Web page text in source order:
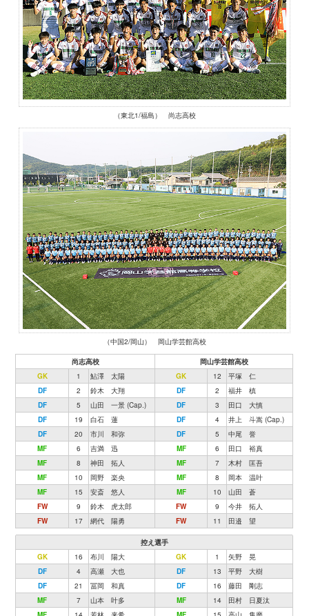
（東北1/福島） 尚志高校
（中国2/岡山） 岡山学芸館高校
尚志高校
岡山学芸館高校
GK
1 鮎澤 太陽 GK 12
平塚 仁
DF
2 鈴木 大翔 DF 2
福井 槙
DF
5 山田 一景 (Cap.) DF 3
田口 大慎
DF
19 白石 蓮 DF 4
井上 斗嵩 (Cap.)
DF
20 市川 和弥 DF 5
中尾 誉
MF
6 吉満 迅 MF 6
田口 裕真
MF
8 神田 拓人 MF 7
木村 匡吾
MF
10 岡野 楽央 MF 8
岡本 温叶
MF
15 安斎 悠人 MF 10
山田 蒼
FW
9 鈴木 虎太郎 FW 9
今井 拓人
FW
17 網代 陽勇 FW 11 田邉 望
控え選手
GK
16 布川 陽大 GK 1
矢野 晃
DF
4 高瀬 大也 DF 13
平野 大樹
DF
21 冨岡 和真 DF 16
藤田 剛志
MF
7 山本 叶多 MF 14
田村 日夏汰